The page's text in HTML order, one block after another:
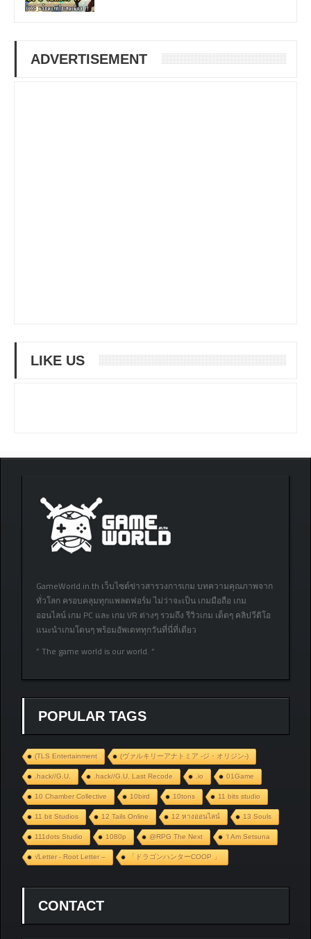
ADVERTISEMENT
LIKE US
GameWorld.in.th เว็บไซต์ข่าวสารวงการเกม บทความคุณภาพจาก
ทั่วโลก ครอบคลุมทุกแพลตฟอร์ม ไม่ว่าจะเป็น เกมมือถือ เกม
ออนไลน์ เกม PC และ เกม VR ต่างๆ รวมถึง รีวิวเกม เด็ดๆ คลิปวีดิโอ
แนะนำเกมโดนๆ พร้อมอัพเดททุกวันที่นี่ที่เดียว
” The game world is our world. “
POPULAR TAGS
(TLS Entertainment (ヴァルキリーアナトミア ‐ジ・オリジン‐)
.hack//G.U. .hack//G.U. Last Recode .io 01Game
10 Chamber Collective 10bird 10tons 11 bits studio
11 bit Studios 12 Tails Online 12 หางออนไลน์ 13 Souls
111dots Studio 1080p @RPG The Next ‘I Am Setsuna
√Letter - Root Letter – 「ドラゴンハンターCOOP 」
CONTACT